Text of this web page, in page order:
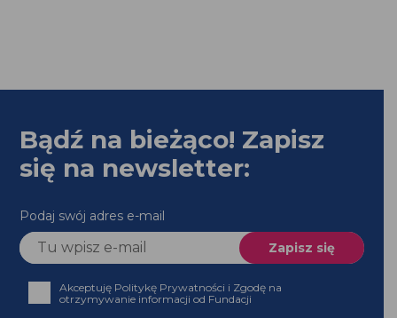
Bądź na bieżąco! Zapisz
się na newsletter:
Podaj swój adres e-mail
Akceptuję Politykę Prywatności i Zgodę na
otrzymywanie informacji od Fundacji